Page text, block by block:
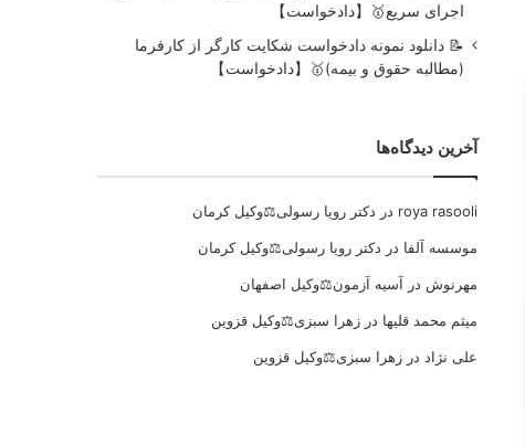
اجرای سریع🥇【دادخواست】
📝 دانلود نمونه دادخواست شکایت کارگر از کارفرما
(مطالبه حقوق و بیمه)🥇【دادخواست】
آخرین دیدگاه‌ها
roya rasooli در دکتر رویا رسولی⚖️وکیل کرمان
موسسه آلفا در دکتر رویا رسولی⚖️وکیل کرمان
مهرنوش در آسیه آزمون⚖️وکیل اصفهان
میثم محمد قلیها درزهرا سبزی⚖️وکیل قزوین
علی نژاد درزهرا سبزی⚖️وکیل قزوین